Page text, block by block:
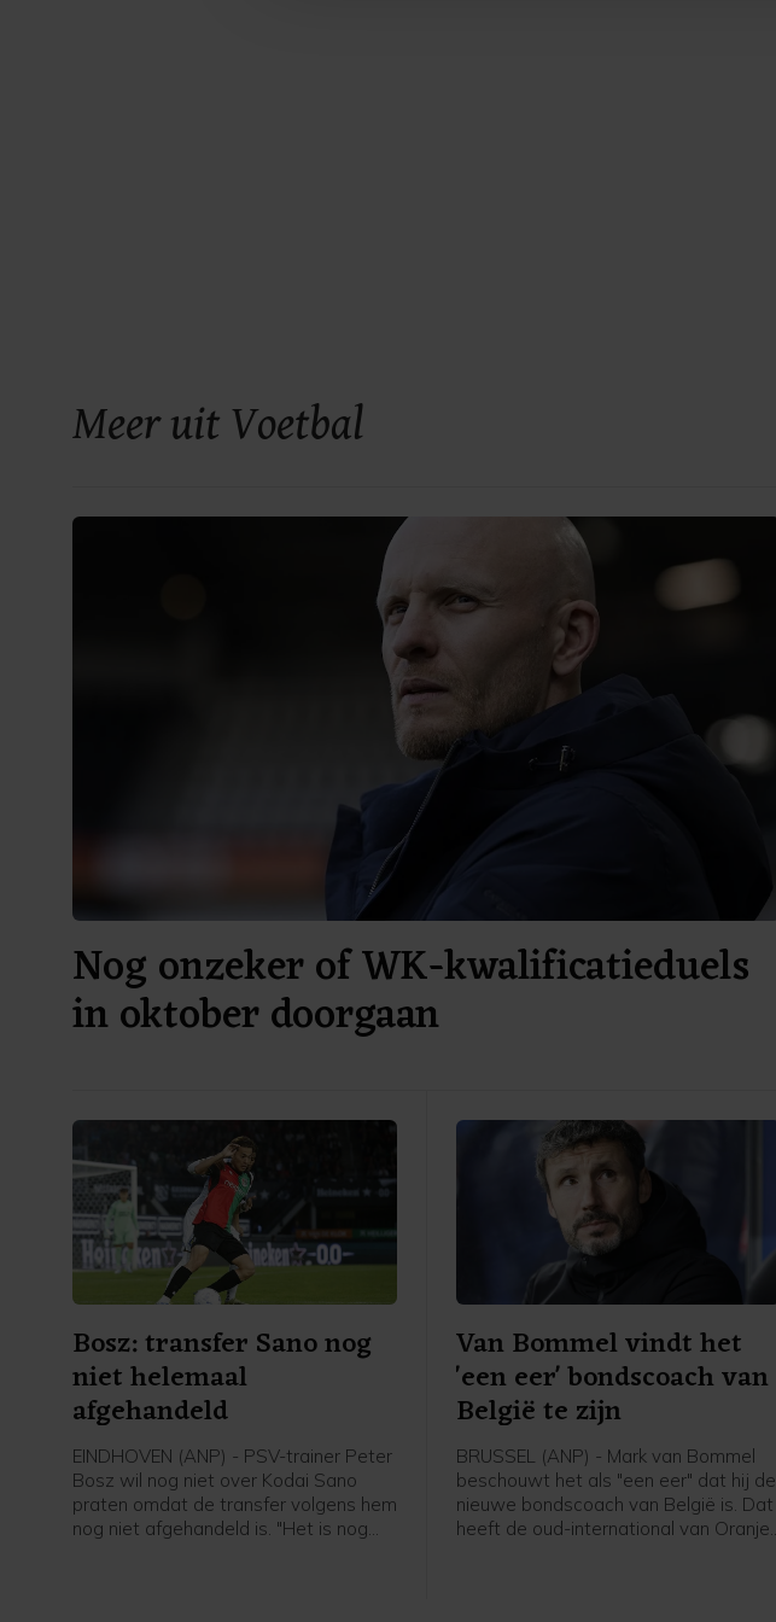
Meer uit Voetbal
Nog onzeker of WK-kwalificatieduels
in oktober doorgaan
Bosz: transfer Sano nog
niet helemaal
afgehandeld
EINDHOVEN (ANP) - PSV-trainer Peter
Bosz wil nog niet over Kodai Sano
praten omdat de transfer volgens hem
nog niet afgehandeld is. "Het is nog
Van Bommel vindt het
'een eer' bondscoach van
België te zijn
BRUSSEL (ANP) - Mark van Bommel
beschouwt het als "een eer" dat hij de
nieuwe bondscoach van België is. Dat
heeft de oud-international van Oranje